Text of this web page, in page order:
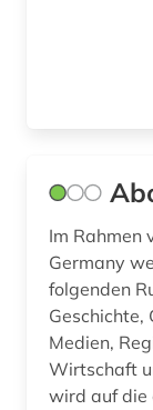
bezirk unterfranken mandatsträger
Im Rahmen
Germany
folgenden
Geschichte,
Medien,
Wirtschaft
wird auf die